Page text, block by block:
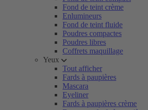
Fond de teint crème
Enlumineurs
Fond de teint fluide
Poudres compactes
Poudres libres
Coffrets maquillage
Yeux
Tout afficher
Fards à paupières
Mascara
Eyeliner
Fards à paupières crème